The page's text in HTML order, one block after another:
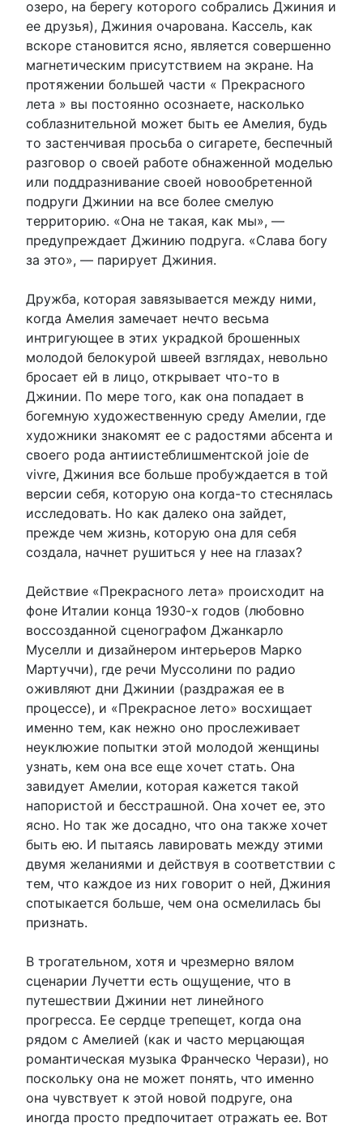
озеро, на берегу которого собрались Джиния и
ее друзья), Джиния очарована. Кассель, как
вскоре становится ясно, является совершенно
магнетическим присутствием на экране. На
протяжении большей части « Прекрасного
лета » вы постоянно осознаете, насколько
соблазнительной может быть ее Амелия, будь
то застенчивая просьба о сигарете, беспечный
разговор о своей работе обнаженной моделью
или поддразнивание своей новообретенной
подруги Джинии на все более смелую
территорию. «Она не такая, как мы», —
предупреждает Джинию подруга. «Слава богу
за это», — парирует Джиния.
Дружба, которая завязывается между ними,
когда Амелия замечает нечто весьма
интригующее в этих украдкой брошенных
молодой белокурой швеей взглядах, невольно
бросает ей в лицо, открывает что-то в
Джинии. По мере того, как она попадает в
богемную художественную среду Амелии, где
художники знакомят ее с радостями абсента и
своего рода антиистеблишментской joie de
vivre, Джиния все больше пробуждается в той
версии себя, которую она когда-то стеснялась
исследовать. Но как далеко она зайдет,
прежде чем жизнь, которую она для себя
создала, начнет рушиться у нее на глазах?
Действие «Прекрасного лета» происходит на
фоне Италии конца 1930-х годов (любовно
воссозданной сценографом Джанкарло
Муселли и дизайнером интерьеров Марко
Мартуччи), где речи Муссолини по радио
оживляют дни Джинии (раздражая ее в
процессе), и «Прекрасное лето» восхищает
именно тем, как нежно оно прослеживает
неуклюжие попытки этой молодой женщины
узнать, кем она все еще хочет стать. Она
завидует Амелии, которая кажется такой
напористой и бесстрашной. Она хочет ее, это
ясно. Но так же досадно, что она также хочет
быть ею. И пытаясь лавировать между этими
двумя желаниями и действуя в соответствии с
тем, что каждое из них говорит о ней, Джиния
спотыкается больше, чем она осмелилась бы
признать.
В трогательном, хотя и чрезмерно вялом
сценарии Лучетти есть ощущение, что в
путешествии Джинии нет линейного
прогресса. Ее сердце трепещет, когда она
рядом с Амелией (как и часто мерцающая
романтическая музыка Франческо Черази), но
поскольку она не может понять, что именно
она чувствует к этой новой подруге, она
иногда просто предпочитает отражать ее. Вот